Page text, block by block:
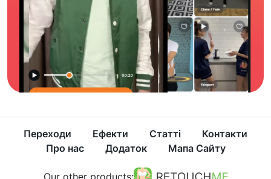
Переходи Ефекти Статті
Контакти
Про нас
Додаток Мапа Сайту